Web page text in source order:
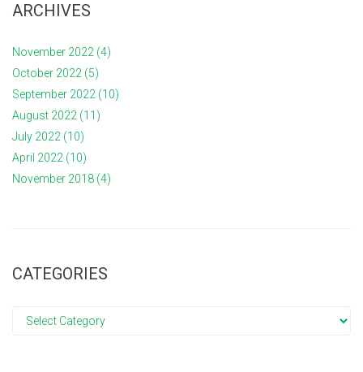
ARCHIVES
November 2022 (4)
October 2022 (5)
September 2022 (10)
August 2022 (11)
July 2022 (10)
April 2022 (10)
November 2018 (4)
CATEGORIES
Categories